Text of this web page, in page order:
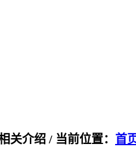
关介绍 / 当前位置： 首